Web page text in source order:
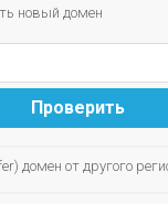
новый домен
Проверить
домен от другого